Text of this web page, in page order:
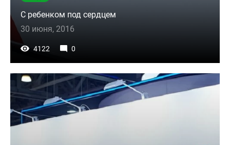
С ребенком под сердцем
30 июня, 2016
4122 0